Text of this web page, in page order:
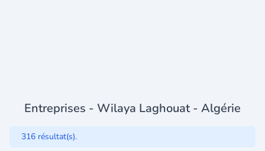
Entreprises - Wilaya Laghouat - Algérie
316 résultat(s).